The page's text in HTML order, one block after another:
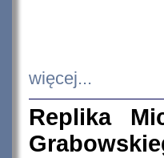
więcej...
Replika